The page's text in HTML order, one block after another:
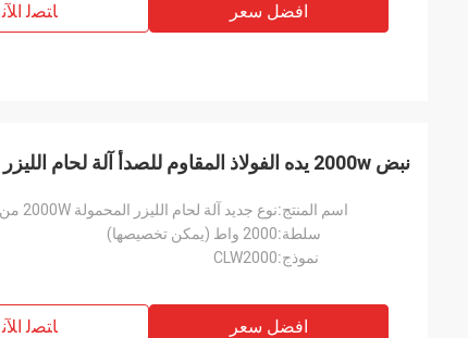
افضل سعر ﺎﺘﺼﻟ ﺍﻶﻧ
نبض 2000w يده الفولاذ المقاوم للصدأ آلة لحام الليزر
اسم المنتج:نوع جديد آلة لحام الليزر المحمولة 2000W من الفولاذ المقاوم للصدأ
سلطة:2000 واط (يمكن تخصيصها)
نموذج:CLW2000
افضل سعر ﺎﺘﺼﻟ ﺍﻶﻧ